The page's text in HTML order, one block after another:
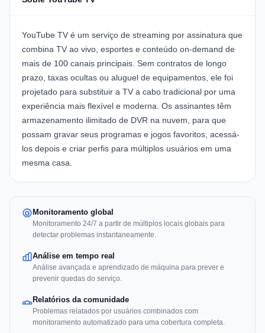
YouTube TV é um serviço de streaming por assinatura que
combina TV ao vivo, esportes e conteúdo on-demand de
mais de 100 canais principais. Sem contratos de longo
prazo, taxas ocultas ou aluguel de equipamentos, ele foi
projetado para substituir a TV a cabo tradicional por uma
experiência mais flexível e moderna. Os assinantes têm
armazenamento ilimitado de DVR na nuvem, para que
possam gravar seus programas e jogos favoritos, acessá-
los depois e criar perfis para múltiplos usuários em uma
mesma casa.
Monitoramento global
Monitoramento 24/7 a partir de múltiplos locais globais para
detectar problemas instantaneamente.
Análise em tempo real
Análise avançada e aprendizado de máquina para prever e
prevenir quedas do serviço.
Relatórios da comunidade
Problemas relatados por usuários combinados com
monitoramento automatizado para uma cobertura completa.